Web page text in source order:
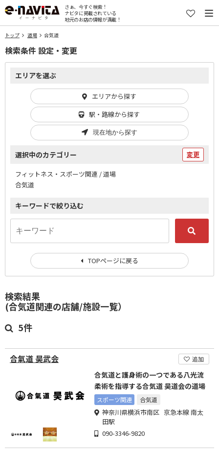
さぁ、今すぐ検索！
ナビタに掲載されている
地元のお店の情報が満載！
トップ 道場 合気道
検索結果
(合気道関連の店舗/施設一覧）
5件
合氣道 昊武会 追加
合気道と護身術の一つである八光流
柔術を指導する合気道 昊道会の道場
スポーツ関連 合気道
神奈川県横浜市南区 京急本線 南太
田駅
090-3346-9820
検索条件 設定・変更
エリアを選ぶ
エリアから探す
駅・路線から探す
現在地から探す
選択中のカテゴリー 変更
フィットネス・スポーツ関連 / 道場
合気道
キーワードで絞り込む
TOPページに戻る